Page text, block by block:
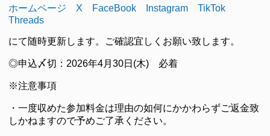
ホームページ X FaceBook Instagram
TikTok
Threads
にて随時更新します。ご確認宜しくお願い致します。
◎申込〆切：2026年4月30日(木) 必着
※注意事項
・一度収めた参加料金は理由の如何にかかわらずご返金致
しかねますので予めご了承ください。